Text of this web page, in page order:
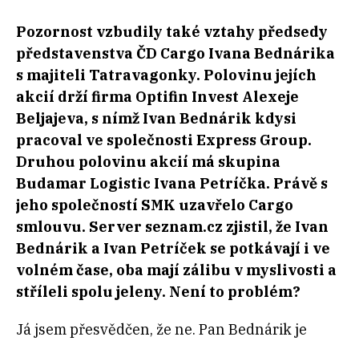
Pozornost vzbudily také vztahy předsedy
představenstva ČD Cargo Ivana Bednárika
s majiteli Tatravagonky. Polovinu jejích
akcií drží firma Optifin Invest Alexeje
Beljajeva, s nímž Ivan Bednárik kdysi
pracoval ve společnosti Express Group.
Druhou polovinu akcií má skupina
Budamar Logistic Ivana Petríčka. Právě s
jeho společností SMK uzavřelo Cargo
smlouvu. Server seznam.cz zjistil, že Ivan
Bednárik a Ivan Petríček se potkávají i ve
volném čase, oba mají zálibu v myslivosti a
stříleli spolu jeleny. Není to problém?
Já jsem přesvědčen, že ne. Pan Bednárik je